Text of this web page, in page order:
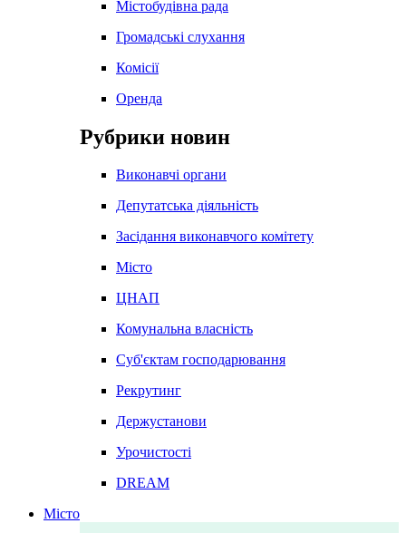
Містобудівна рада
Громадські слухання
Комісії
Оренда
Рубрики новин
Виконавчі органи
Депутатська діяльність
Засідання виконавчого комітету
Місто
ЦНАП
Комунальна власність
Суб'єктам господарювання
Рекрутинг
Держустанови
Урочистості
DREAM
Місто